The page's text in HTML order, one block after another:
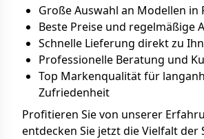
Große Auswahl an Modellen in
Beste Preise und regelmäßige
Schnelle Lieferung direkt zu
Professionelle Beratung und
Top Markenqualität für
Zufriedenheit
Profitieren Sie von unserer
entdecken Sie jetzt die Vielfalt der